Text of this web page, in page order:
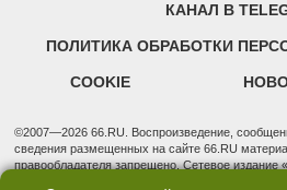
КАНАЛ В
ПОЛИТИКА ОБРАБОТКИ
COOKIE
©2007—2026 66.RU. Воспроизведение,
сведения размещенных на сайте 66.RU
правообладателя запрещено. Сетевое издание